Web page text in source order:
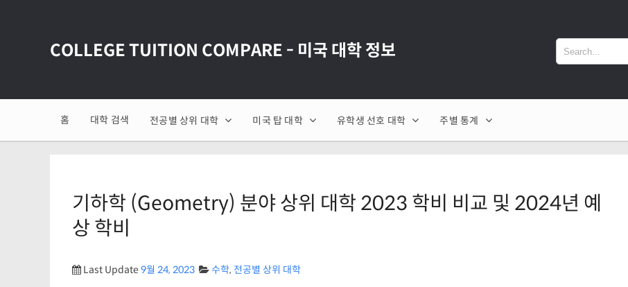
COLLEGE TUITION COMPARE - 미국 대학 정보
홈 대학 검색 전공별 상위 대학 미국 탑 대학 유학생 선호 대학 주별 통계
기하학 (Geometry) 분야 상위 대학 2023 학비 비교 및 2024년 예
상 학비
Last Update9월 24, 2023 수학, 전공별 상위 대학